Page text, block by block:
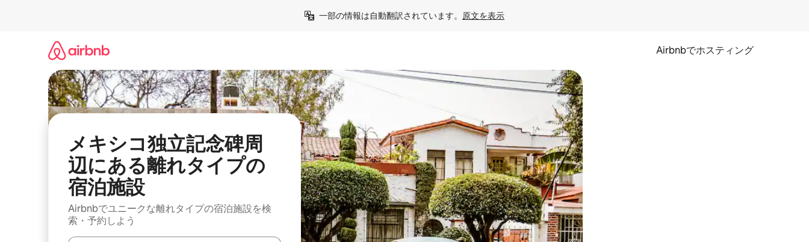
一部の情報は自動翻訳されています。 原文を表示
Airbnbでホスティング
メキシコ独立記念碑周
辺にあ⁠る離⁠れ⁠タ⁠イ⁠プの
宿⁠泊⁠施⁠設
Airbnbでユニークな離れタイプの宿泊施設を検
索・予約しよう